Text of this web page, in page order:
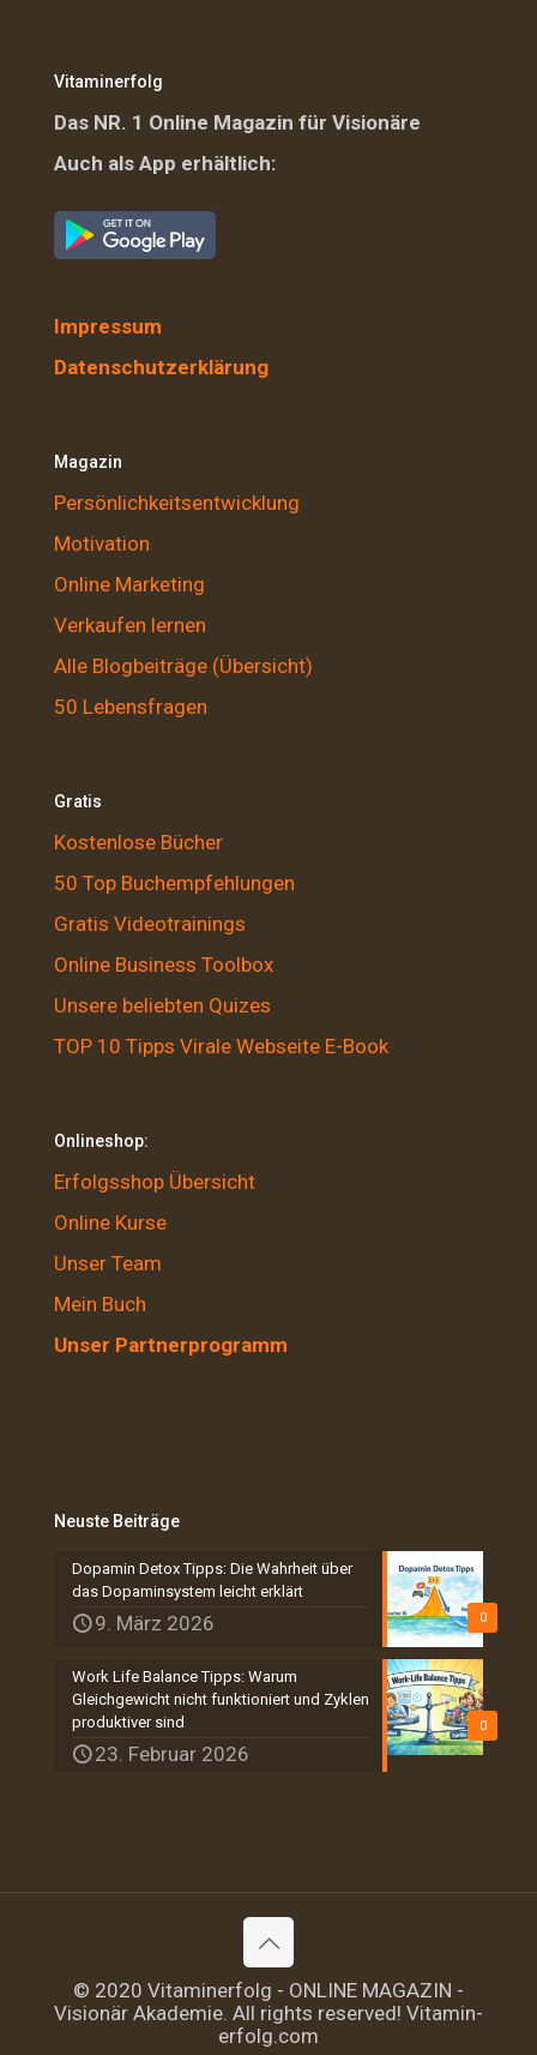
Vitaminerfolg
Das NR. 1 Online Magazin für Visionäre
Auch als App erhältlich:
Impressum
Datenschutzerklärung
Magazin
Persönlichkeitsentwicklung
Motivation
Online Marketing
Verkaufen lernen
Alle Blogbeiträge (Übersicht)
50 Lebensfragen
Gratis
Kostenlose Bücher
50 Top Buchempfehlungen
Gratis Videotrainings
Online Business Toolbox
Unsere beliebten Quizes
TOP 10 Tipps Virale Webseite E-Book
Onlineshop:
Erfolgsshop Übersicht
Online Kurse
Unser Team
Mein Buch
Unser Partnerprogramm
Neuste Beiträge
0
Dopamin Detox Tipps: Die Wahrheit über
das Dopaminsystem leicht erklärt
9. März 2026
0
Work Life Balance Tipps: Warum
Gleichgewicht nicht funktioniert und Zyklen
produktiver sind
23. Februar 2026
© 2020 Vitaminerfolg - ONLINE MAGAZIN -
Visionär Akademie. All rights reserved! Vitamin-
erfolg.com